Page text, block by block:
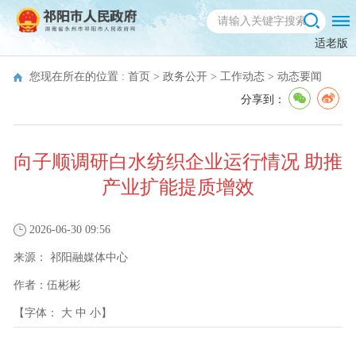
适老版
您现在所在的位置 : 首页 > 政务公开 > 工作动态 > 动态要闻
分享到：
向子顺调研白水纺织企业运行情况 助推
产业扩能提质增效
2026-06-30 09:56
来源： 祁阳融媒体中心
作者： 伍彬彬
【字体： 大 中 小】